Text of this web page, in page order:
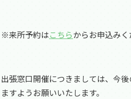
※来所予約はこちらからお申込みく
出張窓口開催につきましては、今
ますようお願いいたします。